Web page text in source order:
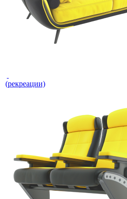
(рекреации)